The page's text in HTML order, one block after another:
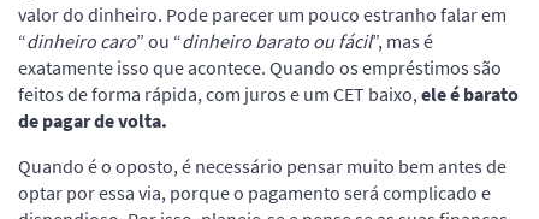
valor do dinheiro. Pode parecer um pouco estranho falar em
“dinheiro caro” ou “dinheiro barato ou fácil”, mas é
exatamente isso que acontece. Quando os empréstimos são
feitos de forma rápida, com juros e um CET baixo, ele é barato
de pagar de volta.
Quando é o oposto, é necessário pensar muito bem antes de
optar por essa via, porque o pagamento será complicado e